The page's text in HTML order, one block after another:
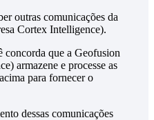
outras comunicações da
Cortex Intelligence).
que a Geofusion
armazene e processe as
para fornecer o
dessas comunicações